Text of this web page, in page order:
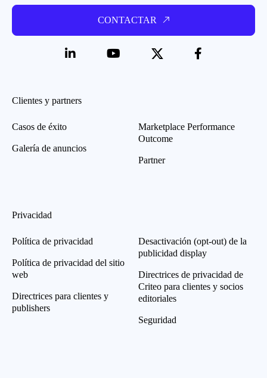
CONTACTAR
Clientes y partners
Casos de éxito
Galería de anuncios
Marketplace Performance
Outcome
Partner
Privacidad
Política de privacidad
Política de privacidad del sitio
web
Directrices para clientes y
publishers
Desactivación (opt-out) de la
publicidad display
Directrices de privacidad de
Criteo para clientes y socios
editoriales
Seguridad